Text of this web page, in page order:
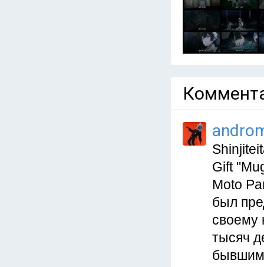
Gift
Moto
был
своему
тысяч
бывшим